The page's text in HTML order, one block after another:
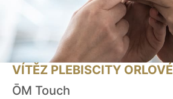
VÍTĚZ PLEBISCITY ORLOVÉ
ŌM Touch